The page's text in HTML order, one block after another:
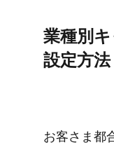
業種別
設定方​法
お客さま都